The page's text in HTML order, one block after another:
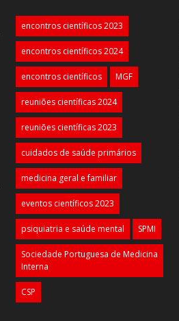
encontros científicos 2023
encontros científicos 2024
encontros científicos MGF
reuniões científicas 2024
reuniões científicas 2023
cuidados de saúde primários
medicina geral e familiar
eventos científicos 2023
psiquiatria e saúde mental SPMI
Sociedade Portuguesa de Medicina
Interna
CSP